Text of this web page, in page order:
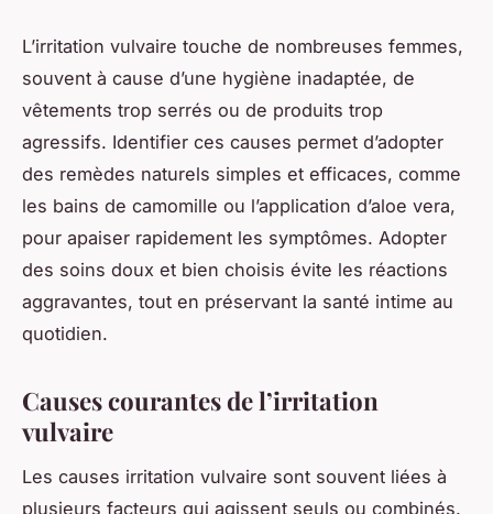
L’irritation vulvaire touche de nombreuses femmes,
souvent à cause d’une hygiène inadaptée, de
vêtements trop serrés ou de produits trop
agressifs. Identifier ces causes permet d’adopter
des remèdes naturels simples et efficaces, comme
les bains de camomille ou l’application d’aloe vera,
pour apaiser rapidement les symptômes. Adopter
des soins doux et bien choisis évite les réactions
aggravantes, tout en préservant la santé intime au
quotidien.
Causes courantes de l’irritation
vulvaire
Les causes irritation vulvaire sont souvent liées à
plusieurs facteurs qui agissent seuls ou combinés.